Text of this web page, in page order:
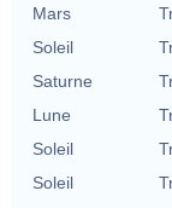
Mars
Soleil
Saturne
Lune
Soleil
Soleil